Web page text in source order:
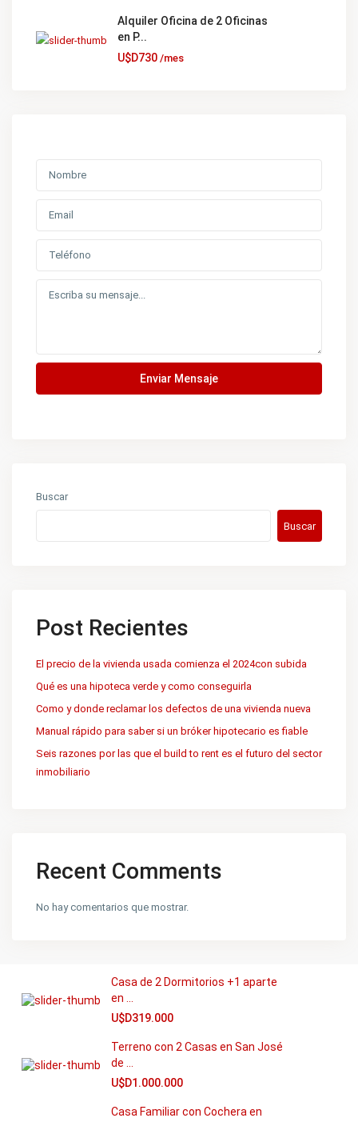
Alquiler Oficina de 2 Oficinas
en P...
U$D730 /mes
Enviar Mensaje
Buscar
Buscar
Post Recientes
El precio de la vivienda usada comienza el 2024con subida
Qué es una hipoteca verde y como conseguirla
Como y donde reclamar los defectos de una vivienda nueva
Manual rápido para saber si un bróker hipotecario es fiable
Seis razones por las que el build to rent es el futuro del sector
inmobiliario
Recent Comments
No hay comentarios que mostrar.
Contacto
La dirección es: Avenida de las Américas 6000, Portal
Américas, piso 3 cowork, oficina 06
info@inmobiliariaforjan.com
Ultimas Propiedades
Blan...
Casa de 3 Dormitorios con
Casa de 2 Dormitorios +1 aparte
en ...
U$D319.000
Terreno con 2 Casas en San José
de ...
U$D1.000.000
Casa Familiar con Cochera en